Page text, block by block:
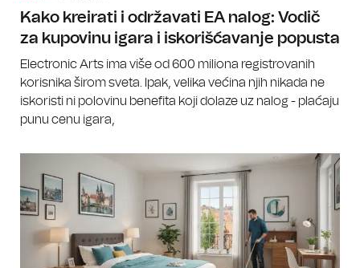
Kako kreirati i održavati EA nalog: Vodič
za kupovinu igara i iskorišćavanje popusta
Electronic Arts ima više od 600 miliona registrovanih
korisnika širom sveta. Ipak, velika većina njih nikada ne
iskoristi ni polovinu benefita koji dolaze uz nalog - plaćaju
punu cenu igara,